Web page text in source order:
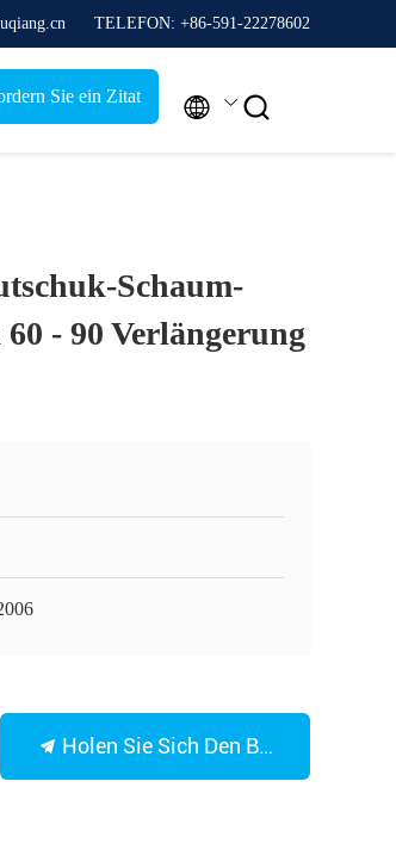
TELEFON: +86-591-22278602
Sie ein Zitat  
Schaum-
- 90 Verlängerung
Holen Sie Sich Den Besten Preis